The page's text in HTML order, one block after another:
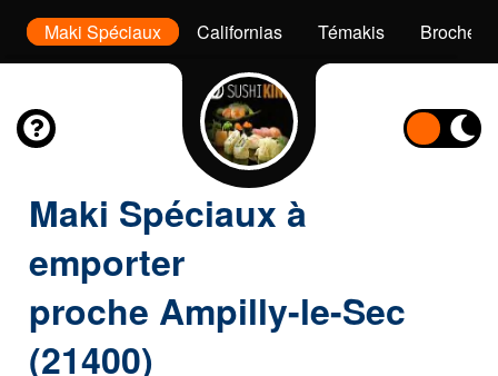
Maki Spéciaux Californias Témakis
Maki Spéciaux à
emporter
proche Ampilly-le-Sec
(21400)